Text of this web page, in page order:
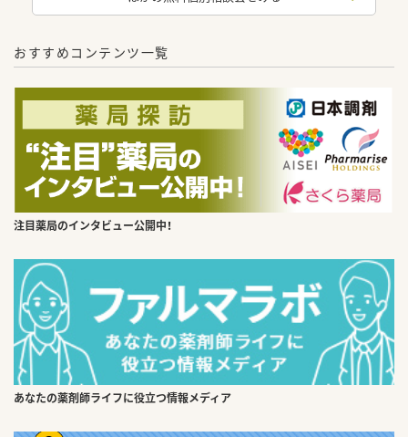
おすすめコンテンツ一覧
注目薬局のインタビュー公開中！
あなたの薬剤師ライフに役立つ情報メディア